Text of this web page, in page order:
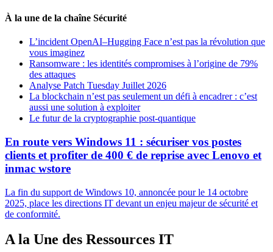
À la une de la chaîne Sécurité
L’incident OpenAI–Hugging Face n’est pas la révolution que
vous imaginez
Ransomware : les identités compromises à l’origine de 79%
des attaques
Analyse Patch Tuesday Juillet 2026
La blockchain n’est pas seulement un défi à encadrer : c’est
aussi une solution à exploiter
Le futur de la cryptographie post-quantique
En route vers Windows 11 : sécuriser vos postes
clients et profiter de 400 € de reprise avec Lenovo et
inmac wstore
La fin du support de Windows 10, annoncée pour le 14 octobre
2025, place les directions IT devant un enjeu majeur de sécurité et
de conformité.
A la Une des Ressources IT